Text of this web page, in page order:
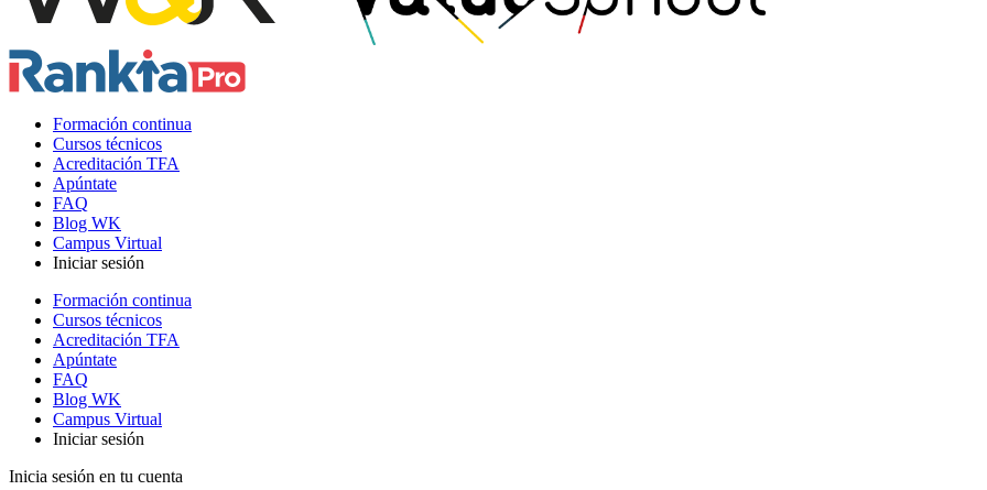
Formación continua
Cursos técnicos
Acreditación TFA
Apúntate
FAQ
Blog WK
Campus Virtual
Iniciar sesión
Formación continua
Cursos técnicos
Acreditación TFA
Apúntate
FAQ
Blog WK
Campus Virtual
Iniciar sesión
Inicia sesión en tu cuenta